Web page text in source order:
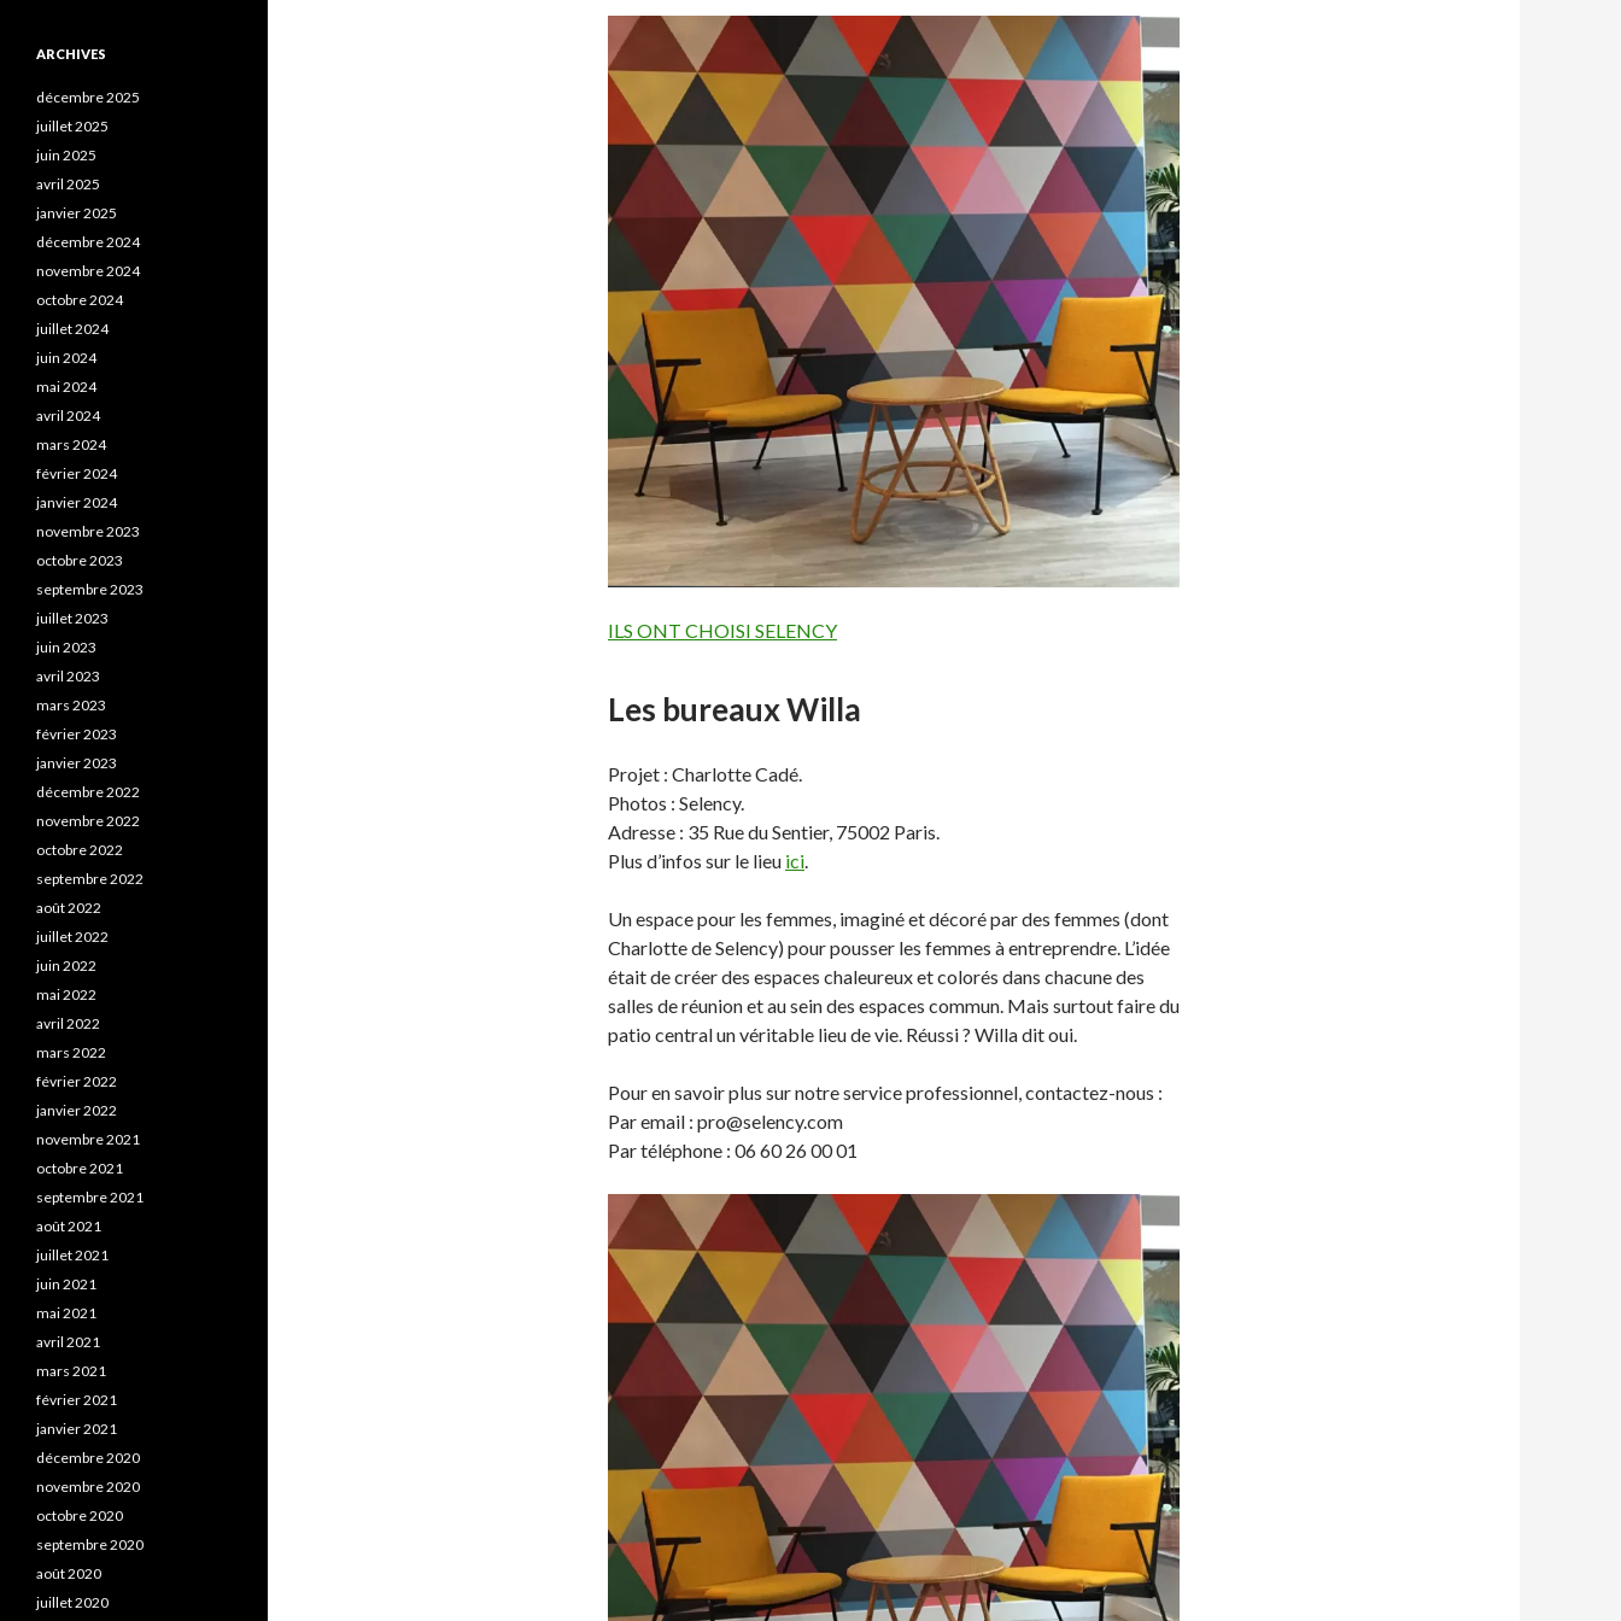
ILS ONT CHOISI SELENCY
Les bureaux Willa
Projet : Charlotte Cadé.
Photos : Selency.
Adresse : 35 Rue du Sentier, 75002 Paris.
Plus d’infos sur le lieu ici.
Un espace pour les femmes, imaginé et décoré par des femmes (dont
Charlotte de Selency) pour pousser les femmes à entreprendre. L’idée
était de créer des espaces chaleureux et colorés dans chacune des
salles de réunion et au sein des espaces commun. Mais surtout faire du
patio central un véritable lieu de vie. Réussi ? Willa dit oui.
Pour en savoir plus sur notre service professionnel, contactez-nous :
Par email : pro@selency.com
Par téléphone : 06 60 26 00 01
ARCHIVES
décembre 2025
juillet 2025
juin 2025
avril 2025
janvier 2025
décembre 2024
novembre 2024
octobre 2024
juillet 2024
juin 2024
mai 2024
avril 2024
mars 2024
février 2024
janvier 2024
novembre 2023
octobre 2023
septembre 2023
juillet 2023
juin 2023
avril 2023
mars 2023
février 2023
janvier 2023
décembre 2022
novembre 2022
octobre 2022
septembre 2022
août 2022
juillet 2022
juin 2022
mai 2022
avril 2022
mars 2022
février 2022
janvier 2022
novembre 2021
octobre 2021
septembre 2021
août 2021
juillet 2021
juin 2021
mai 2021
avril 2021
mars 2021
février 2021
janvier 2021
décembre 2020
novembre 2020
octobre 2020
septembre 2020
août 2020
juillet 2020